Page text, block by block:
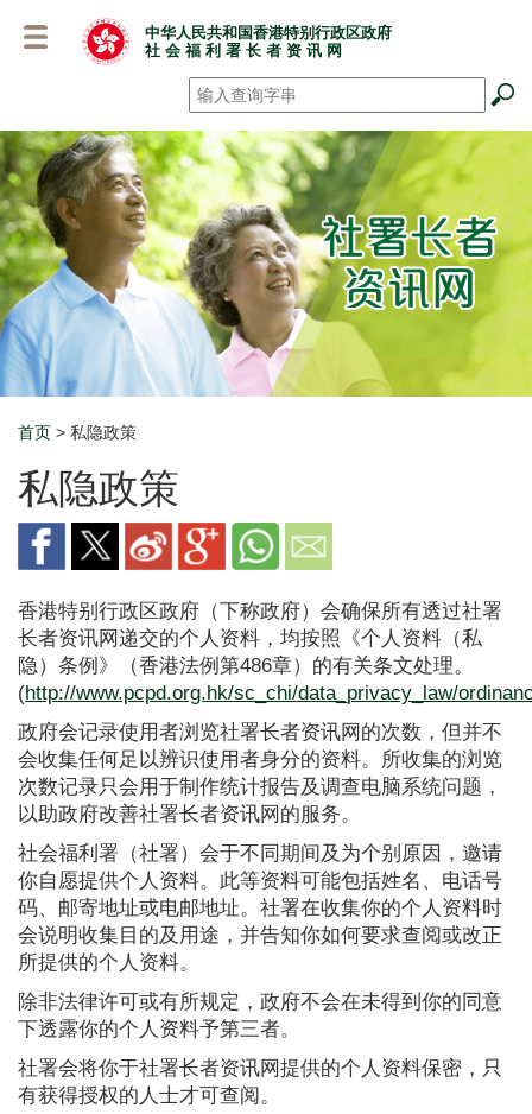
容
中华人民共和国香港特别行政区政府
社 会 福 利 署 长 者 资 讯 网
搜寻 *
Breadcrumb
首页 > 私隐政策
私隐政策
香港特别行政区政府（下称政府）会确保所有透过社署
长者资讯网递交的个人资料，均按照《个人资料（私
隐）条例》（香港法例第486章）的有关条文处理。
(http://www.pcpd.org.hk/sc_chi/data_privacy_law/
政府会记录使用者浏览社署长者资讯网的次数，但并不
会收集任何足以辨识使用者身分的资料。所收集的浏览
次数记录只会用于制作统计报告及调查电脑系统问题，
以助政府改善社署长者资讯网的服务。
社会福利署（社署）会于不同期间及为个别原因，邀请
你自愿提供个人资料。此等资料可能包括姓名、电话号
码、邮寄地址或电邮地址。社署在收集你的个人资料时
会说明收集目的及用途，并告知你如何要求查阅或改正
所提供的个人资料。
除非法律许可或有所规定，政府不会在未得到你的同意
下透露你的个人资料予第三者。
社署会将你于社署长者资讯网提供的个人资料保密，只
有获得授权的人士才可查阅。